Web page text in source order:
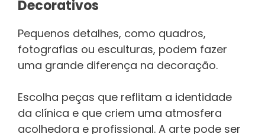
Decorativos
Pequenos detalhes, como quadros,
fotografias ou esculturas, podem fazer
uma grande diferença na decoração.
Escolha peças que reflitam a identidade
da clínica e que criem uma atmosfera
acolhedora e profissional. A arte pode ser